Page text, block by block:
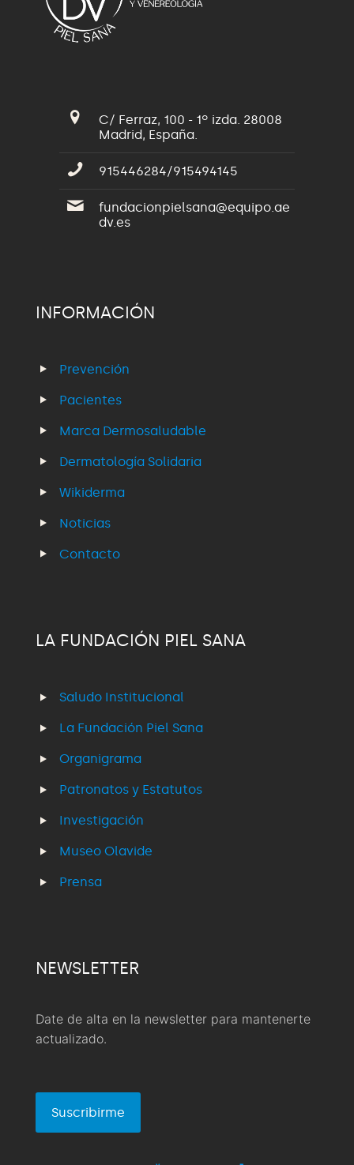
C/ Ferraz, 100 - 1º izda. 28008
Madrid, España.
915446284/915494145
fundacionpielsana@equipo.ae
dv.es
INFORMACIÓN
Prevención
Pacientes
Marca Dermosaludable
Dermatología Solidaria
Wikiderma
Noticias
Contacto
LA FUNDACIÓN PIEL SANA
Saludo Institucional
La Fundación Piel Sana
Organigrama
Patronatos y Estatutos
Investigación
Museo Olavide
Prensa
NEWSLETTER
Date de alta en la newsletter para mantenerte
actualizado.
Suscribirme